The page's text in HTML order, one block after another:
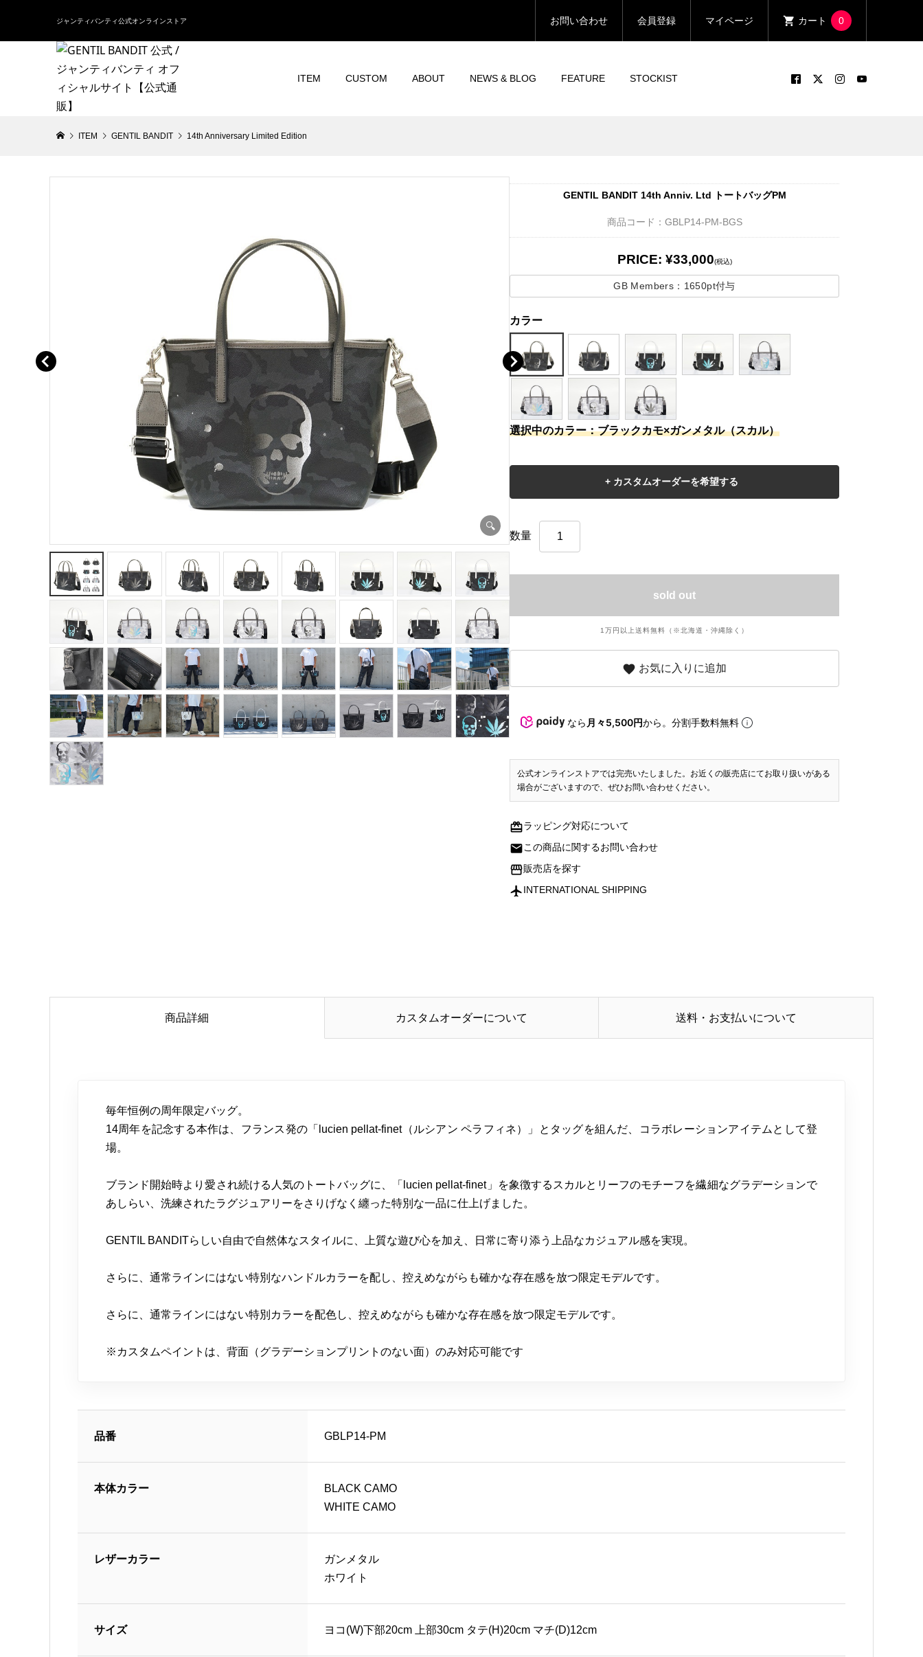
ジャンティバンティ公式オンラインストア お問い合わせ 会員登録 マイページ カート 0
ITEM CUSTOM ABOUT NEWS & BLOG FEATURE STOCKIST
ITEM GENTIL BANDIT 14th Anniversary Limited Edition
GENTIL BANDIT 14th Anniv. Ltd トートバッグPM
商品コード：GBLP14-PM-BGS
PRICE: ¥33,000(税込)
GB Members： 1650pt付与
カラー
選択中のカラー：ブラックカモ×ガンメタル（スカル）
数量
sold out
1万円以上送料無料（※北海道・沖縄除く）
favorite お気に入りに追加
なら 月々5,500円から。分割手数料無料
公式オンラインストアでは完売いたしました。お近くの販売店にてお取り扱いがある
場合がございますので、ぜひお問い合わせください。
redeemラッピング対応について
mailこの商品に関するお問い合わせ
storefront販売店を探す
flightINTERNATIONAL SHIPPING
商品詳細 カスタムオーダーについて 送料・お支払いについて
毎年恒例の周年限定バッグ。
14周年を記念する本作は、フランス発の「lucien pellat-finet（ルシアン ペラフィネ）」とタッグを組んだ、コラボレーションアイテムとして登
場。
ブランド開始時より愛され続ける人気のトートバッグに、「lucien pellat-finet」を象徴するスカルとリーフのモチーフを繊細なグラデーションで
あしらい、洗練されたラグジュアリーをさりげなく纏った特別な一品に仕上げました。
GENTIL BANDITらしい自由で自然体なスタイルに、上質な遊び心を加え、日常に寄り添う上品なカジュアル感を実現。
さらに、通常ラインにはない特別なハンドルカラーを配し、控えめながらも確かな存在感を放つ限定モデルです。
さらに、通常ラインにはない特別カラーを配色し、控えめながらも確かな存在感を放つ限定モデルです。
※カスタムペイントは、背面（グラデーションプリントのない面）のみ対応可能です
品番 GBLP14-PM
本体カラー
BLACK CAMO
WHITE CAMO
レザーカラー
ガンメタル
ホワイト
サイズ ヨコ(W)下部20cm 上部30cm タテ(H)20cm マチ(D)12cm